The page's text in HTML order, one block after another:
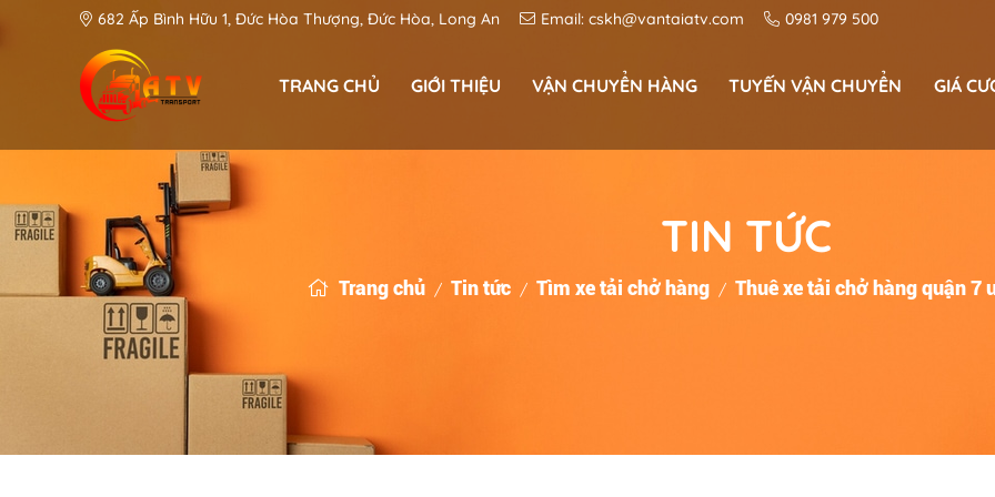
682 Ấp Bình Hữu 1, Đức Hòa Thượng, Đức Hòa, Long An Email: cskh@vantaiatv.com 0981 979 500
TRANG CHỦ GIỚI THIỆU VẬN CHUYỂN HÀNG TUYẾN VẬN CHUYỂN GIÁ
TIN TỨC
Trang chủ Tin tức Tìm xe tải chở hàng Thuê xe tải chở hàng quận 7